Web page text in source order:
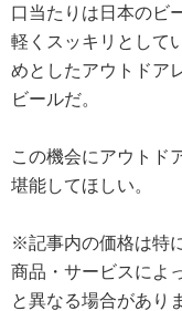
口当たりは日本のビ
軽くスッキリとして
めとしたアウトドア
ビールだ。
この機会にアウトド
堪能してほしい。
※記事内の価格は特
商品・サービスによ
と異なる場合があり